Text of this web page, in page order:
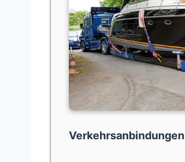
Verkehrsanbindungen